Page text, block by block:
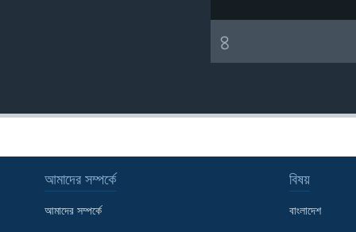
৪
আমাদের সম্পর্কে
আমাদের সম্পর্কে
বিষয়
বাংলাদেশ